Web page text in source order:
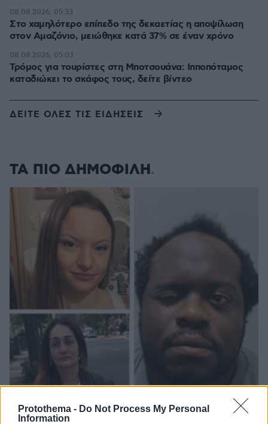
Protothema - Do Not Process My Personal
Information
Στο χαμηλότερο επίπεδο της δεκαετίας η αποψίλωση
στον Αμαζόνιο, μειώθηκε κατά 37% σε έναν χρόνο
08.08.2026, 05:33
Τρόμος για τουρίστες στη Μποτσουάνα: Ιπποπόταμος
καταδιώκει το σκάφος τους, δείτε βίντεο
08.08.2026, 05:03
ΔΕΙΤΕ ΟΛΕΣ ΤΙΣ ΕΙΔΗΣΕΙΣ
ΤΑ ΠΙΟ ΔΗΜΟΦΙΛΗ